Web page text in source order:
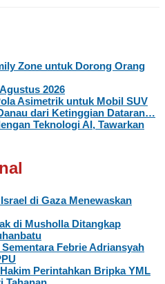
Zone untuk Dorong Orang
2026
Asimetrik untuk Mobil SUV
dari Ketinggian Dataran…
Teknologi AI, Tawarkan
di Gaza Menewaskan
di Musholla Ditangkap
Febrie Adriansyah
Perintahkan Bripka YML